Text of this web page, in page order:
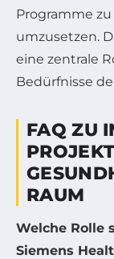
Programme
umzusetzen.
eine zentrale
Bedürfnisse
FAQ ZU
RAUM
Welche Rolle
Siemens